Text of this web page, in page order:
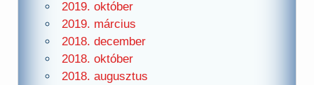
2019. október
2019. március
2018. december
2018. október
2018. augusztus